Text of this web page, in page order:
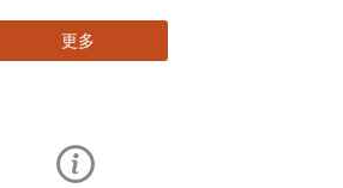
更多